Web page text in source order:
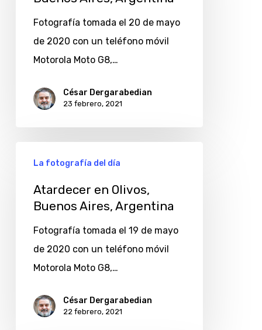
Buenos
Aires,
Argentina
Fotografía tomada el 20 de mayo
de 2020 con un teléfono móvil
Motorola Moto G8,…
César Dergarabedian
23 febrero, 2021
Olivos,
Buenos
Aires,
Argentina
La fotografía del día
Atardecer en Olivos,
Buenos Aires, Argentina
Fotografía tomada el 19 de mayo
de 2020 con un teléfono móvil
Motorola Moto G8,…
César Dergarabedian
22 febrero, 2021